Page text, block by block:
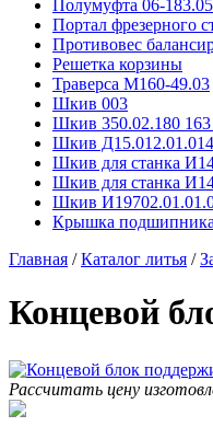
Полумуфта 06-
Портал фрезерного
Противовес
Решетка корзины
Траверса М160-49.03
Шкив 003
Шкив 350.02.180 163
Шкив Д15.012.01.014
Шкив для станка
Шкив для станка
Шкив
Крышка
Главная /Каталог литья /
Концевой
Рассчитать цену